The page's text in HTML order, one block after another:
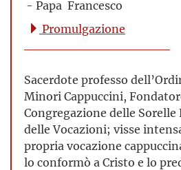
- Papa Francesco
Promulgazione
Sacerdote professo
Minori Cappuccini,
Congregazione delle Sorelle
delle Vocazioni; visse
propria vocazione
lo conformò a Cristo e lo